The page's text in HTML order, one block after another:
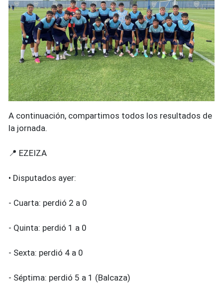
A continuación, compartimos todos los resultados de
la jornada.
📍 EZEIZA
• Disputados ayer:
- Cuarta: perdió 2 a 0
- Quinta: perdió 1 a 0
- Sexta: perdió 4 a 0
- Séptima: perdió 5 a 1 (Balcaza)